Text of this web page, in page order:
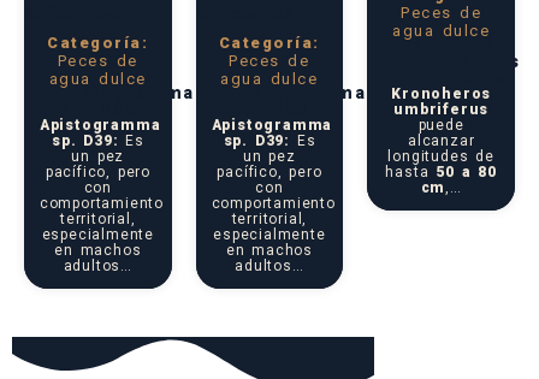
Categoría:
Peces de
agua dulce
Apistogramma
Apistogramma
sp. D39:
Es
un pez
pacífico, pero
con
comportamiento
territorial,
especialmente
en machos
adultos…
Categoría:
Peces de
agua dulce
Apistogramma
Apistogramma
sp. D39:
Es
un pez
pacífico, pero
con
comportamiento
territorial,
especialmente
en machos
adultos…
Peces de
agua dulce
Umbrifera
(Kronoheros
Kronoheros
umbriferus
puede
alcanzar
longitudes de
hasta 50 a 80
cm,…